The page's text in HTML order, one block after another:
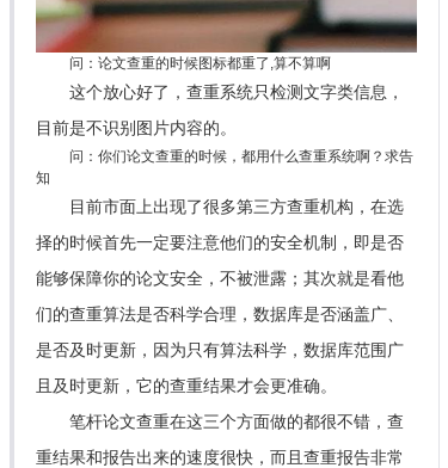
问：论文查重的时候图标都重了,算不算啊
这个放心好了，查重系统只检测文字类信息，
目前是不识别图片内容的。
问：你们论文查重的时候，都用什么查重系统啊？求告
知
目前市面上出现了很多第三方查重机构，在选
择的时候首先一定要注意他们的安全机制，即是否
能够保障你的论文安全，不被泄露；其次就是看他
们的查重算法是否科学合理，数据库是否涵盖广、
是否及时更新，因为只有算法科学，数据库范围广
且及时更新，它的查重结果才会更准确。
笔杆论文查重在这三个方面做的都很不错，查
重结果和报告出来的速度很快，而且查重报告非常